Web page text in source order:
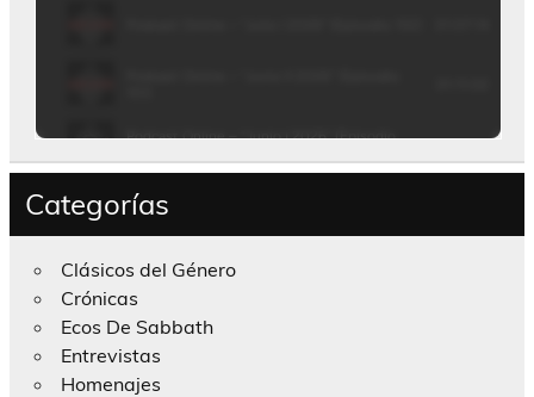
Categorías
Clásicos del Género
Crónicas
Ecos De Sabbath
Entrevistas
Homenajes